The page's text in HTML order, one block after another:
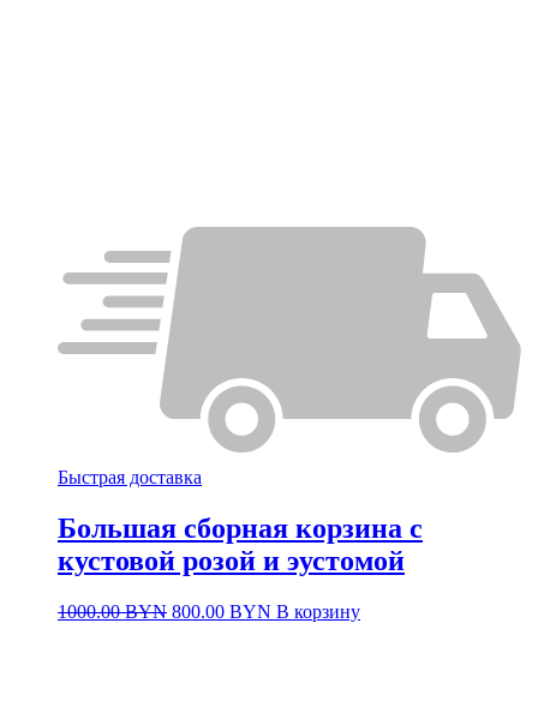
Быстрая доставка
Большая сборная корзина с
кустовой розой и эустомой
1000.00BYN Первоначальная
800.00 BYN Текущая
В корзину